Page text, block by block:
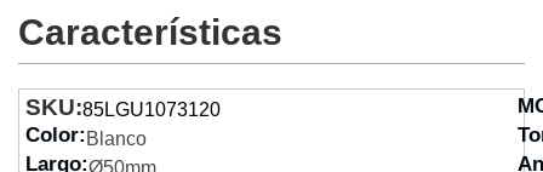
Características
SKU:85LGU1073120
Color: Blanco
Largo:Ø50mm